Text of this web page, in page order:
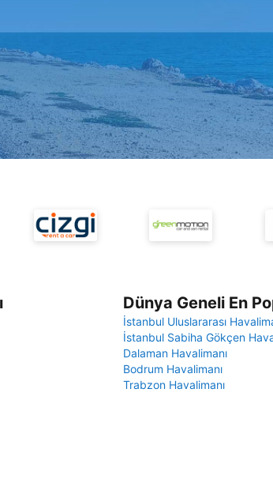
Dünya Geneli En
İstanbul Uluslararası
İstanbul Sabiha Gökçen
Dalaman Havalimanı
Bodrum Havalimanı
Trabzon Havalimanı